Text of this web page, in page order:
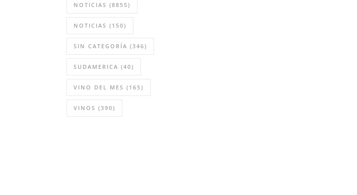
NOTICIAS (8855)
NOTICIAS (150)
SIN CATEGORÍA (346)
SUDAMERICA (40)
VINO DEL MES (165)
VINOS (390)